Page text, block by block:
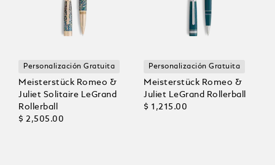
Personalización Gratuita
Meisterstück Romeo &
Juliet Solitaire LeGrand
Rollerball
$ 2,505.00
Personalización Gratuita
Meisterstück Romeo &
Juliet LeGrand Rollerball
$ 1,215.00